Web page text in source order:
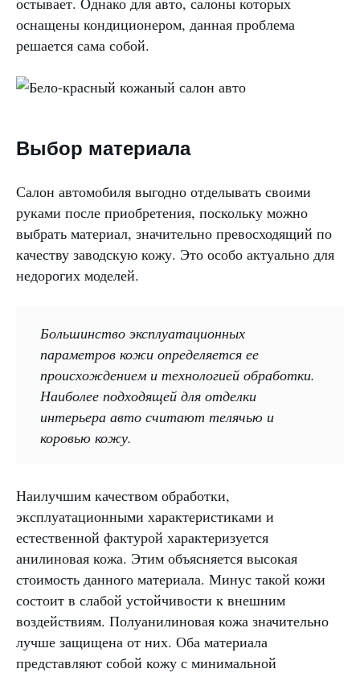
оснащены кондиционером, данная проблема
решается сама собой.
Выбор материала
Салон автомобиля выгодно отделывать своими
руками после приобретения, поскольку можно
выбрать материал, значительно превосходящий по
качеству заводскую кожу. Это особо актуально для
недорогих моделей.
Большинство эксплуатационных
параметров кожи определяется ее
происхождением и технологией обработки.
Наиболее подходящей для отделки
интерьера авто считают телячью и
коровью кожу.
Наилучшим качеством обработки,
эксплуатационными характеристиками и
естественной фактурой характеризуется
анилиновая кожа. Этим объясняется высокая
стоимость данного материала. Минус такой кожи
состоит в слабой устойчивости к внешним
воздействиям. Полуанилиновая кожа значительно
лучше защищена от них. Оба материала
представляют собой кожу с минимальной